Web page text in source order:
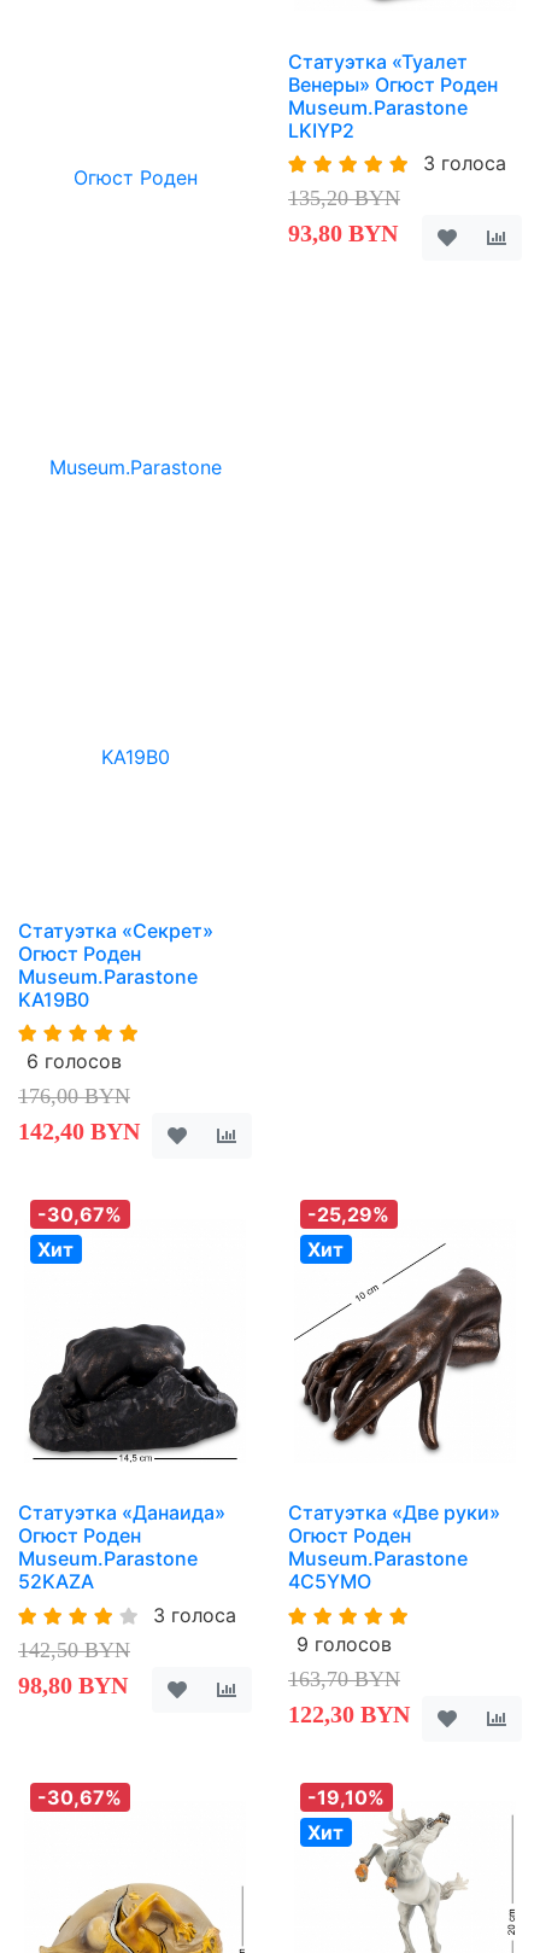
Статуэтка «Секрет»
Огюст Роден
Museum.Parastone
KA19B0
6 голосов
176,00 BYN
142,40 BYN
Статуэтка «Туалет
Венеры» Огюст Роден
Museum.Parastone
LKIYP2
3 голоса
135,20 BYN
93,80 BYN
-30,67%
Хит
Статуэтка «Данаида»
Огюст Роден
Museum.Parastone
52KAZA
3 голоса
142,50 BYN
98,80 BYN
-25,29%
Хит
Статуэтка «Две руки»
Огюст Роден
Museum.Parastone
4C5YMO
9 голосов
163,70 BYN
122,30 BYN
-30,67%
-19,10%
Хит